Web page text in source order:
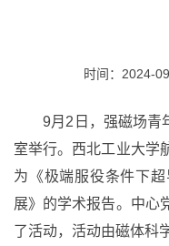
时间：2024-
9月2日，强磁场青年
室举行。西北工业大学
为《极端服役条件下
展》的学术报告。中心
了活动，活动由磁体科